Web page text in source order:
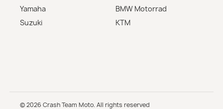
Yamaha
Suzuki
BMW Motorrad
KTM
© 2026 Crash Team Moto. All rights reserved